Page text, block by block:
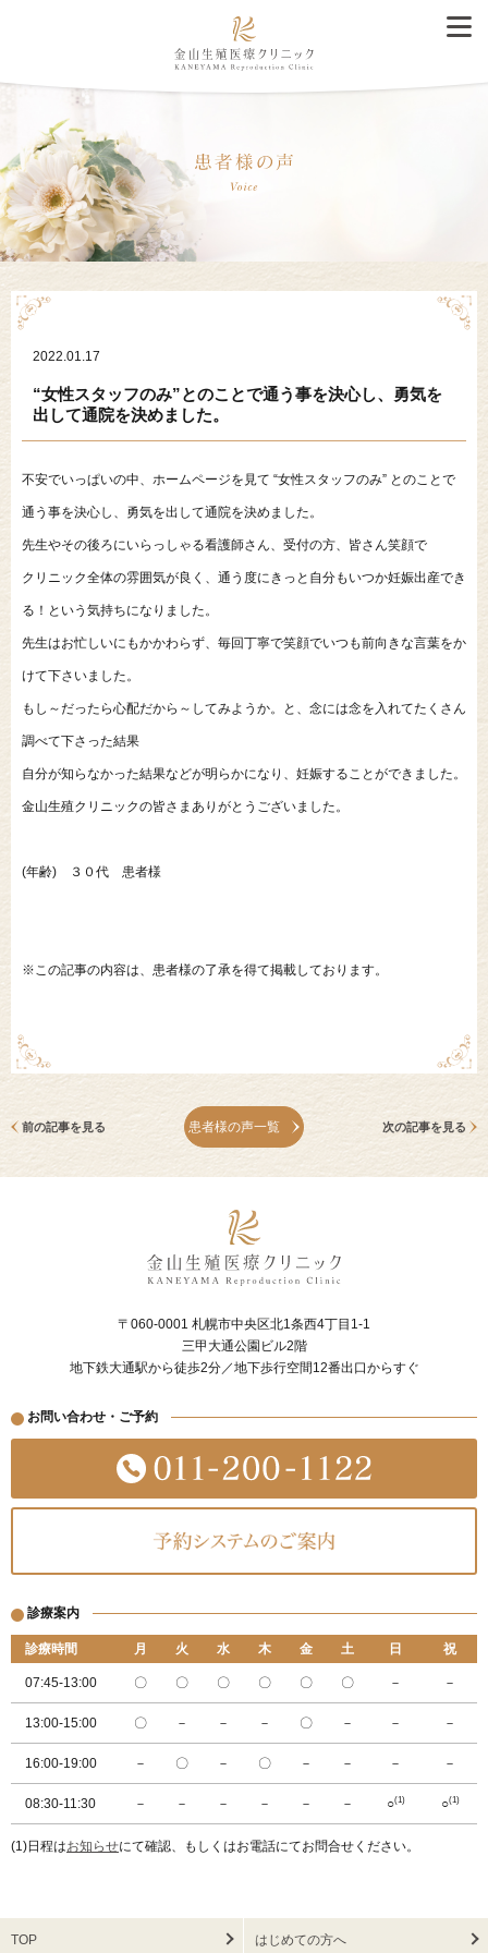
2022.01.17
“女性スタッフのみ”とのことで通う事を決心し、勇気を
出して通院を決めました。
不安でいっぱいの中、ホームページを見て “女性スタッフのみ” とのことで
通う事を決心し、勇気を出して通院を決めました。
先生やその後ろにいらっしゃる看護師さん、受付の方、皆さん笑顔で
クリニック全体の雰囲気が良く、通う度にきっと自分もいつか妊娠出産でき
る！という気持ちになりました。
先生はお忙しいにもかかわらず、毎回丁寧で笑顔でいつも前向きな言葉をか
けて下さいました。
もし～だったら心配だから～してみようか。と、念には念を入れてたくさん
調べて下さった結果
自分が知らなかった結果などが明らかになり、妊娠することができました。
金山生殖クリニックの皆さまありがとうございました。
(年齢) ３０代 患者様
※この記事の内容は、患者様の了承を得て掲載しております。
前の記事を見る 患者様の声一覧 次の記事を見る
〒060-0001 札幌市中央区北1条西4丁目1-1
三甲大通公園ビル2階
地下鉄大通駅から徒歩2分／地下歩行空間12番出口からすぐ
お問い合わせ・ご予約
診療案内
診療時間 月 火 水 木 金 土 日 祝
07:45-13:00 〇 〇 〇 〇 〇 〇 － －
13:00-15:00 〇 － － － 〇 － － －
16:00-19:00 － 〇 － 〇 － － － －
08:30-11:30 － － － － － － ○(1) ○(1)
(1)日程はお知らせにて確認、もしくはお電話にてお問合せください。
TOP はじめての方へ